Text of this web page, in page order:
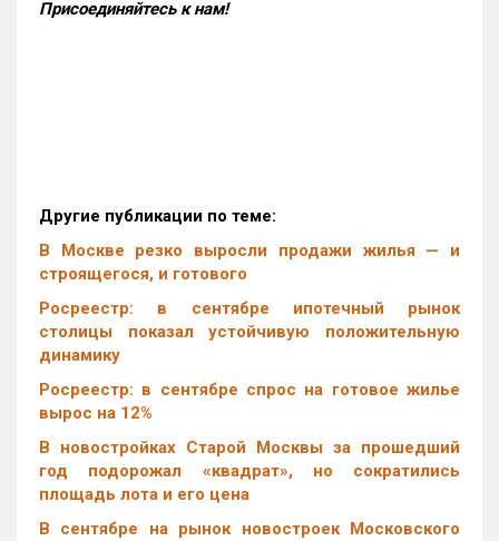
Присоединяйтесь к нам!
Другие публикации по теме:
В Москве резко выросли продажи жилья — и
строящегося, и готового
Росреестр: в сентябре ипотечный рынок
столицы показал устойчивую положительную
динамику
Росреестр: в сентябре спрос на готовое жилье
вырос на 12%
В новостройках Старой Москвы за прошедший
год подорожал «квадрат», но сократились
площадь лота и его цена
В сентябре на рынок новостроек Московского